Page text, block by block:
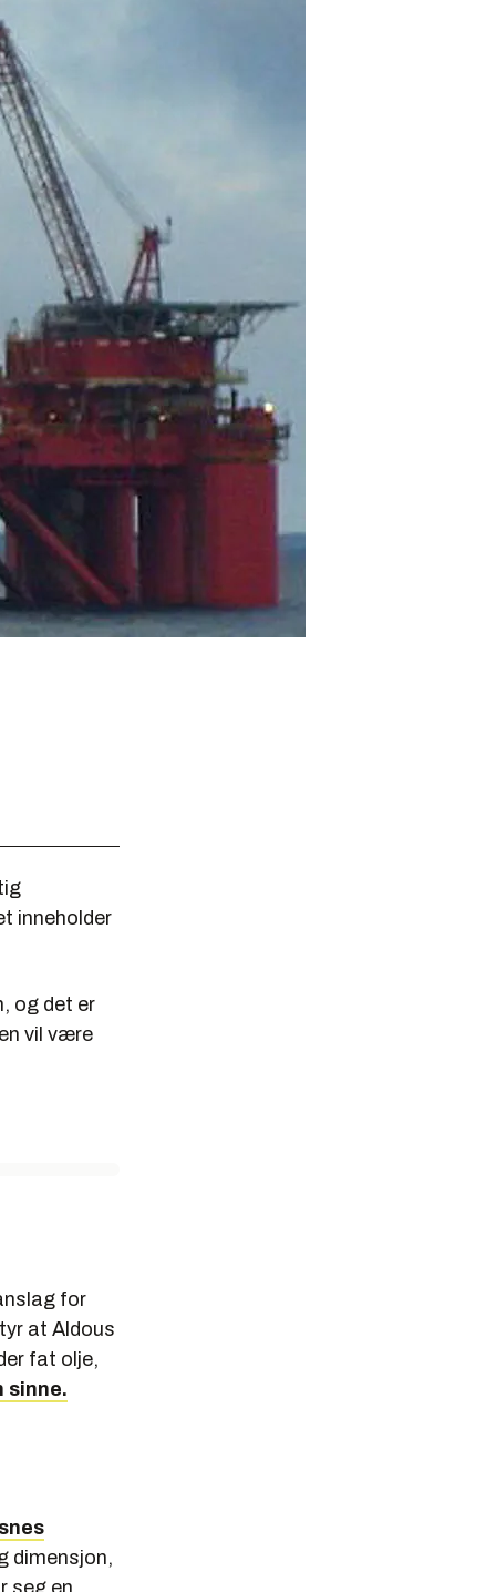
inneholder
og det er
vil være
for
at Aldous
fat olje,
sinne.
dimensjon,
seg en